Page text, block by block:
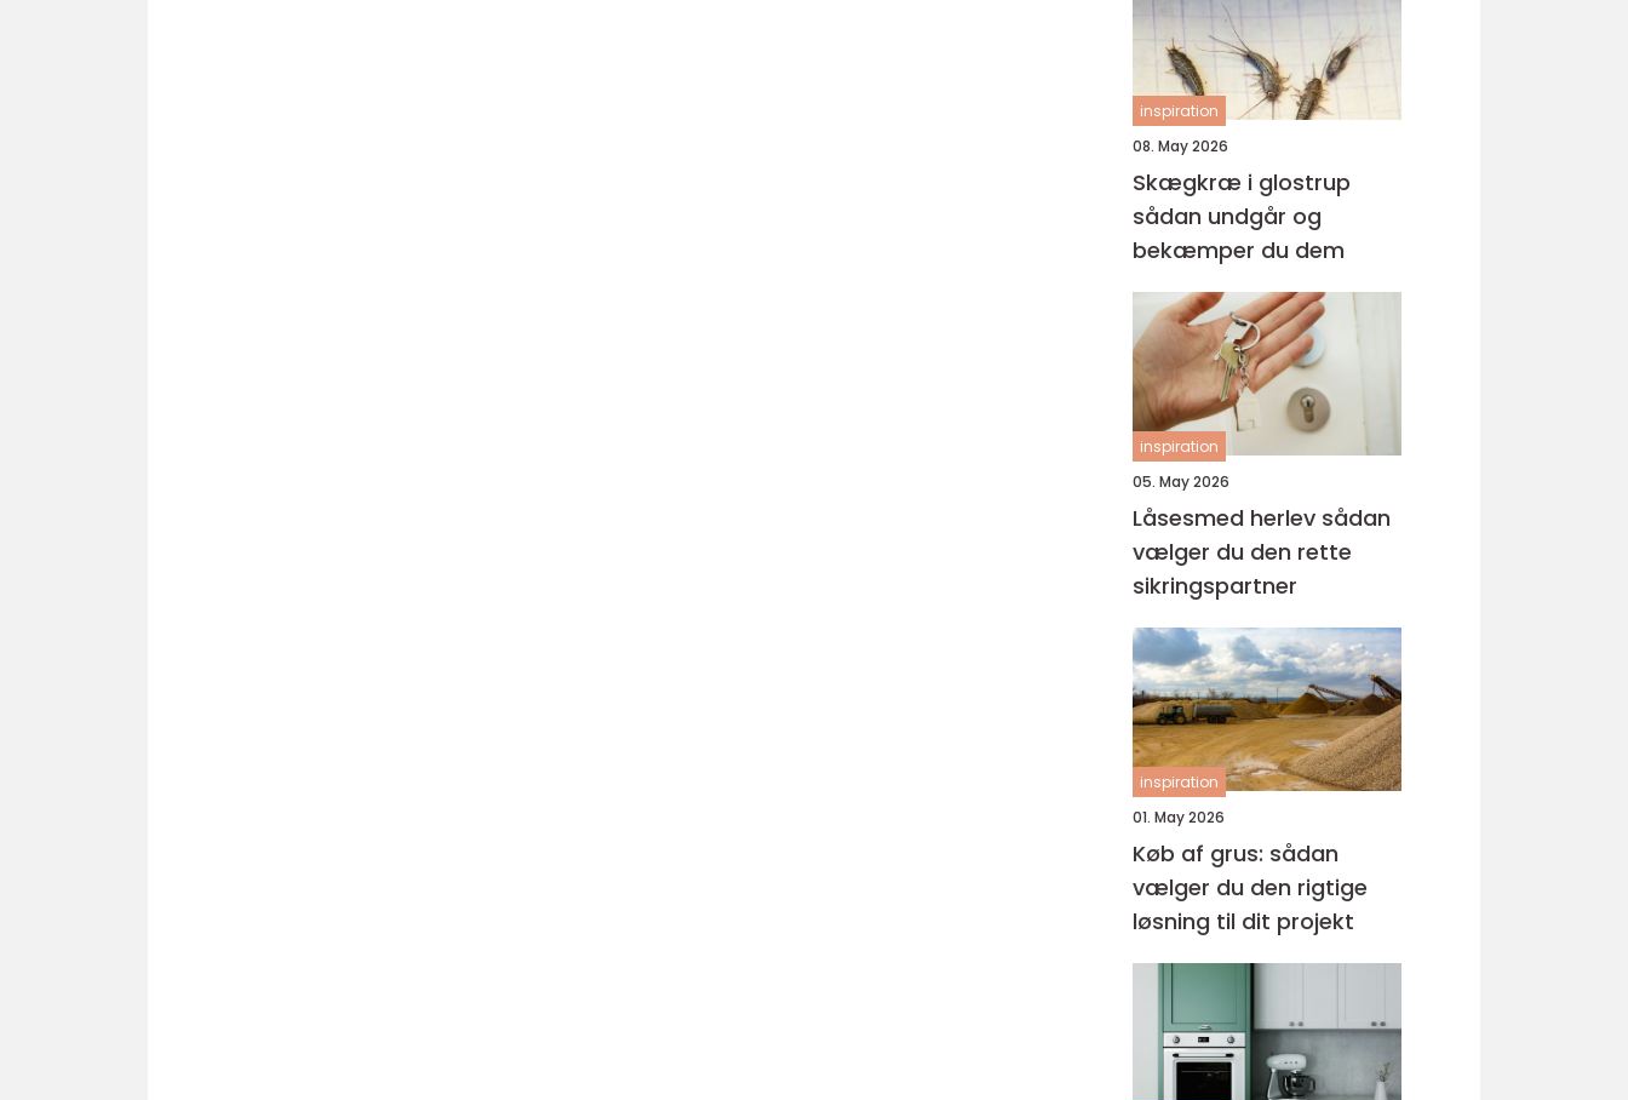
inspiration
08. May 2026
Skægkræ i glostrup
sådan undgår og
bekæmper du dem
inspiration
05. May 2026
Låsesmed herlev sådan
vælger du den rette
sikringspartner
inspiration
01. May 2026
Køb af grus: sådan
vælger du den rigtige
løsning til dit projekt